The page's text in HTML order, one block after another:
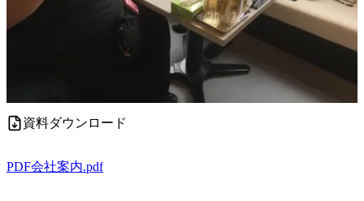
資料ダウンロード
PDF会社案内.pdf